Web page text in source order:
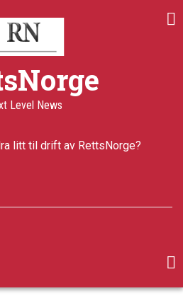
Level News
litt til drift av RettsNorge?